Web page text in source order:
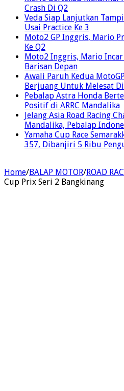
Crash Di Q2
Veda Siap Lanjutkan
Usai Practice Ke 3
Moto2 GP Inggris, Mario
Ke Q2
Moto2 Inggris, Mario
Barisan Depan
Awali Paruh Kedua
Berjuang Untuk Melesat
Pebalap Astra Honda
Positif di ARRC Mandalika
Jelang Asia Road Racing
Mandalika, Pebalap
Yamaha Cup Race
357, Dibanjiri 5 Ribu
Home/BALAP MOTOR/ROAD
Cup Prix Seri 2 Bangkinang